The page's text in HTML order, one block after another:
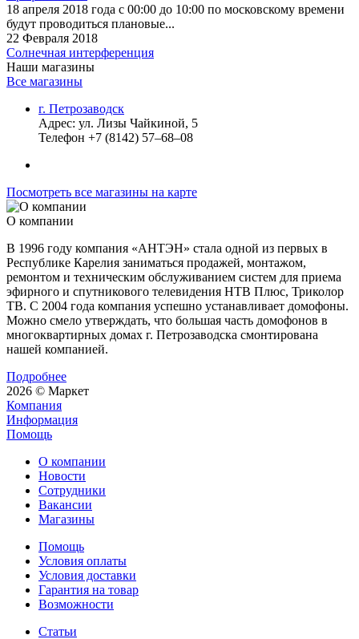
18 апреля 2018 года с 00:00 до 10:00 по московскому времени
будут проводиться плановые...
22 Февраля 2018
Солнечная интерференция
Наши магазины
Все магазины
г. Петрозаводск
Адрес: ул. Лизы Чайкиной, 5
Телефон +7 (8142) 57–68–08
Посмотреть все магазины на карте
О компании
В 1996 году компания «АНТЭН» стала одной из первых в
Республике Карелия заниматься продажей, монтажом,
ремонтом и техническим обслуживанием систем для приема
эфирного и спутникового телевидения НТВ Плюс, Триколор
ТВ. С 2004 года компания успешно устанавливает домофоны.
Можно смело утверждать, что большая часть домофонов в
многоквартирных домах г. Петрозаводска смонтирована
нашей компанией.
Подробнее
2026 © Маркет
Компания
Информация
Помощь
О компании
Новости
Сотрудники
Вакансии
Магазины
Помощь
Условия оплаты
Условия доставки
Гарантия на товар
Возможности
Статьи